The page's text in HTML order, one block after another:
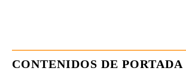
CONTENIDOS DE PORTADA